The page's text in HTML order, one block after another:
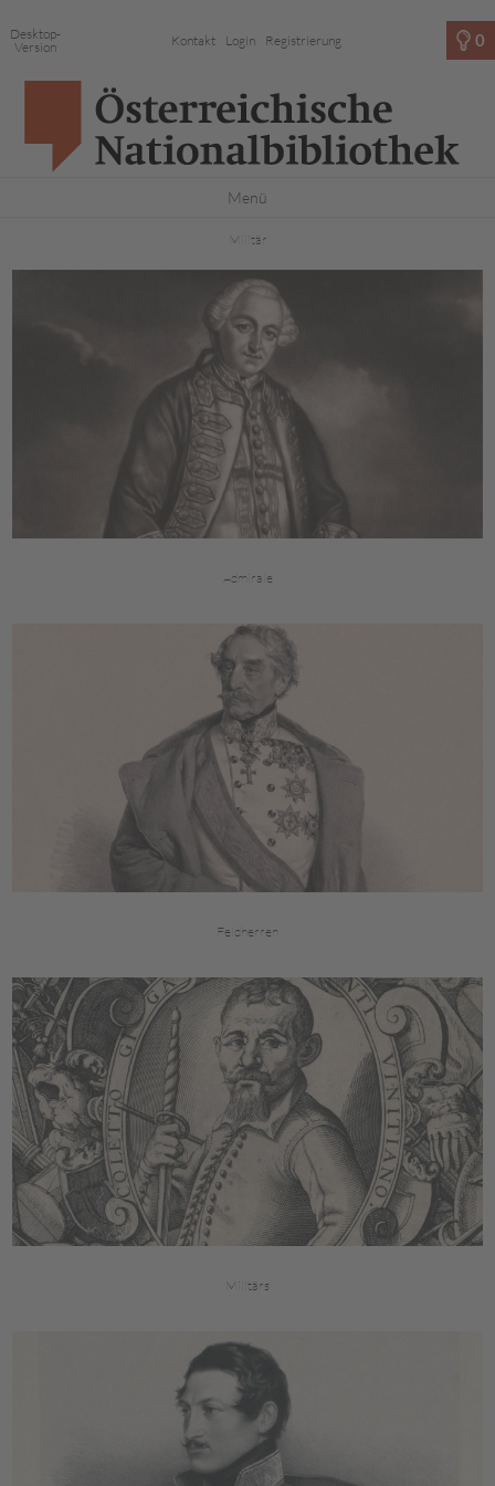
Desktop-
Version
Kontakt Login Registrierung 0
Menü
Militär
Admirale
Feldherren
Militärs